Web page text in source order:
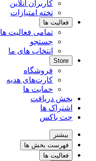
کاربران آنلاین
تخته امتیازات
فعالیت ها
تمامی فعالیت ها
جستجو
انتخاب های ما
Store
فروشگاه
کارت‌های هدیه
حمایت ها
بخش دریافت
اشتراک ها
چت باکس
بیشتر
فهرست بخش ها
فعالیت ها